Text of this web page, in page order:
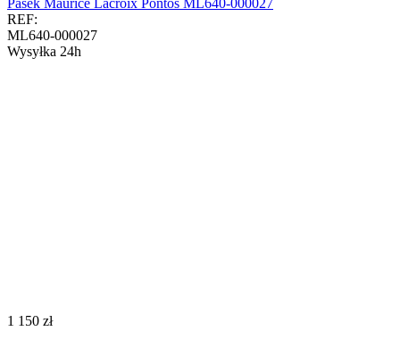
Pasek Maurice Lacroix Pontos ML640-000027
REF:
ML640-000027
Wysyłka 24h
‍1 150‍ zł